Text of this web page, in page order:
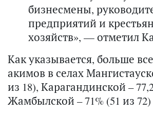
бизнесмены,
предприятий и
хозяйств», — отметил
Как указывается, больше
акимов в селах
из 18), Карагандинской –
Жамбылской – 71% (51 из 72)